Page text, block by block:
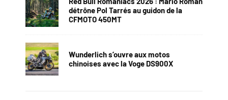
détrône Pol Tarrés au guidon de la
CFMOTO 450MT
Wunderlich s’ouvre aux motos
chinoises avec la Voge DS900X